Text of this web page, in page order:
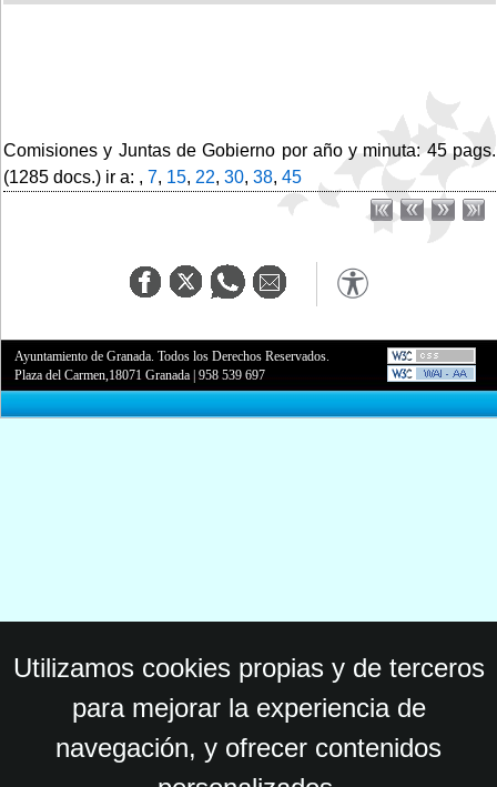
Comisiones y Juntas de Gobierno por año y minuta: 45 pags.
(1285 docs.) ir a: , 7, 15, 22, 30, 38, 45
Ayuntamiento de Granada. Todos los Derechos Reservados.
Plaza del Carmen,18071 Granada |958 539 697
Utilizamos cookies propias y de terceros
para mejorar la experiencia de
navegación, y ofrecer contenidos